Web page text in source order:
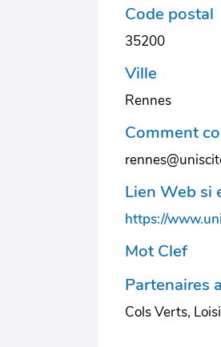
Code postal
35200
Ville
Rennes
Comment
Lien Web si
https://
Mot Clef
Partenaires
Cols Verts,